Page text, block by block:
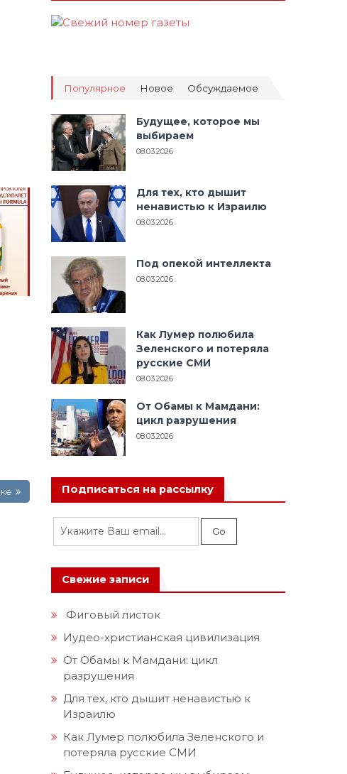
Популярное Новое Обсуждаемое
Будущее, которое мы
выбираем
08.03.2026
Для тех, кто дышит
ненавистью к Израилю
08.03.2026
Под опекой интеллекта
08.03.2026
Как Лумер полюбила
Зеленского и потеряла
русские СМИ
08.03.2026
От Обамы к Мамдани:
цикл разрушения
08.03.2026
Подписаться на рассылку
Свежие записи
Фиговый листок
Иудео-христианская цивилизация
От Обамы к Мамдани: цикл
разрушения
Для тех, кто дышит ненавистью к
Израилю
Как Лумер полюбила Зеленского и
потеряла русские СМИ